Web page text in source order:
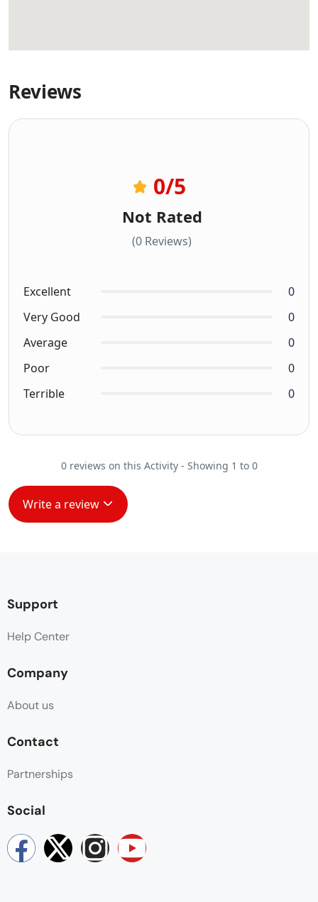
Reviews
0/5
Not Rated
(0 Reviews)
Excellent
0
Very Good
0
Average
0
Poor
0
Terrible
0
0 reviews on this Activity - Showing 1 to 0
Write a review
Support
Help Center
Company
About us
Contact
Partnerships
Social